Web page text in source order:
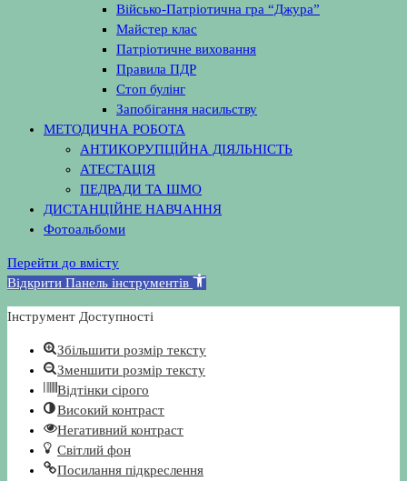
Військо-Патріотична гра “Джура”
Майстер клас
Патріотичне виховання
Правила ПДР
Стоп булінг
Запобігання насильству
МЕТОДИЧНА РОБОТА
АНТИКОРУПЦІЙНА ДІЯЛЬНІСТЬ
АТЕСТАЦІЯ
ПЕДРАДИ ТА ШМО
ДИСТАНЦІЙНЕ НАВЧАННЯ
Фотоальбоми
Перейти до вмісту
Відкрити Панель інструментів
Інструмент Доступності
Збільшити розмір тексту
Зменшити розмір тексту
Відтінки сірого
Високий контраст
Негативний контраст
Світлий фон
Посилання підкреслення